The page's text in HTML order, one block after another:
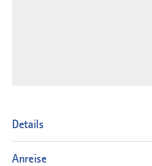
Details
Anreise